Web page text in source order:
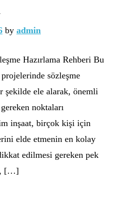
by admin
Hazırlama Rehberi Bu
sözleşme
şekilde ele alarak, önemli
noktaları
inşaat, birçok kişi için
elde etmenin en kolay
edilmesi gereken pek
[…]